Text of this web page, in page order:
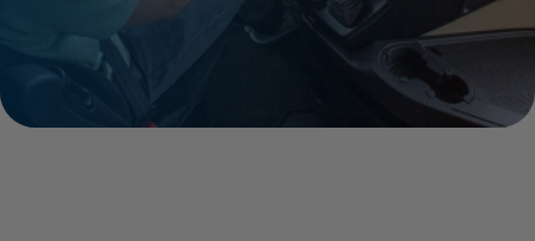
Vrachtauto met aanhanger CE
Rijbewijs D (Bus)
Lange Zware Voertuigen (LZV)
Machinist autolaadkraan met hijsfunctie
Veiligheidstrainingen op maat
Praktijktrainer (PTN)